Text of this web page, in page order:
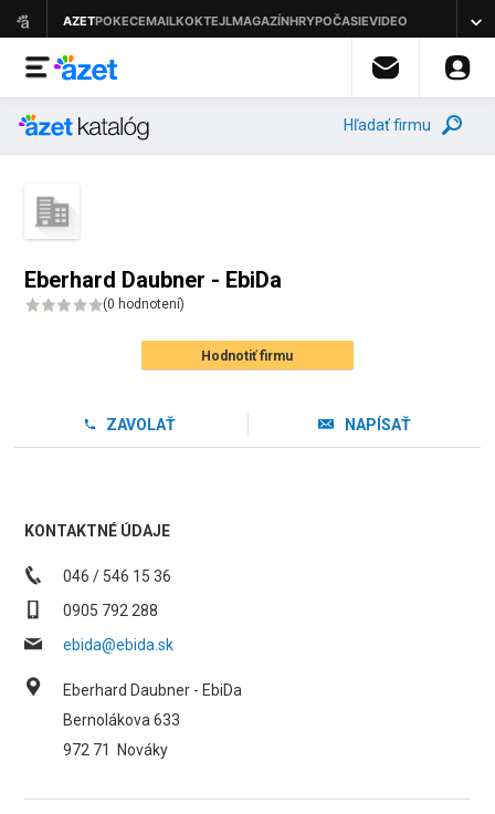
Hľadať firmu
Eberhard Daubner - EbiDa
(0 hodnotení)
Hodnotiť firmu
ZAVOLAŤ NAPÍSAŤ
KONTAKTNÉ ÚDAJE
046 / 546 15 36
0905 792 288
ebida@ebida.sk
Eberhard Daubner - EbiDa
Bernolákova 633
972 71
Nováky